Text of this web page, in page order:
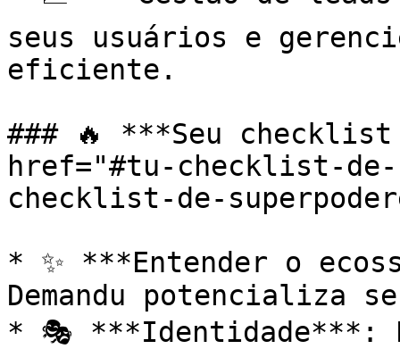
seus usuários e
eficiente.
### 🔥 ***Seu checklist
href="#tu-checklist-
checklist-de-
* ✨ ***Entender o
Demandu potencializa
* 🎭 ***Identidade***: